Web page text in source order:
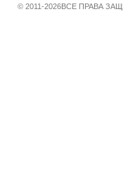
© 2011-2026ВСЕ ПРАВА